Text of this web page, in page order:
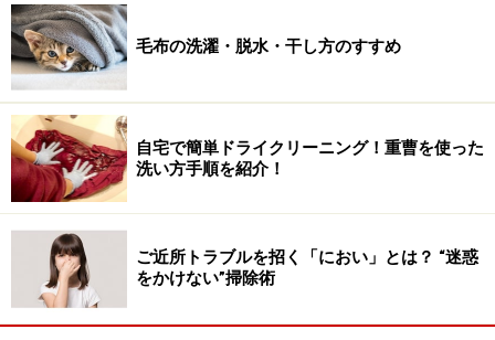
大掃除に向けて家の中で気になっていることを出し合う
「大掃除の見える化」ですね。これはぜひ取り組んでい
ただきたいです。
大掃除の時短ポイント2：手順は基本の4ス
テップで行う
続いては手順についてです。例年、どうやって進めるの
が一番時短になるのか？を考えながら進めており、試行
錯誤しましたが、今では一周まわって基本に立ち返って
毛布の洗濯・脱水・干し方のすすめ
自宅で簡単ドライクリーニング！重曹を使った
洗い方手順を紹介！
ご近所トラブルを招く「におい」とは？ “迷惑
をかけない”掃除術